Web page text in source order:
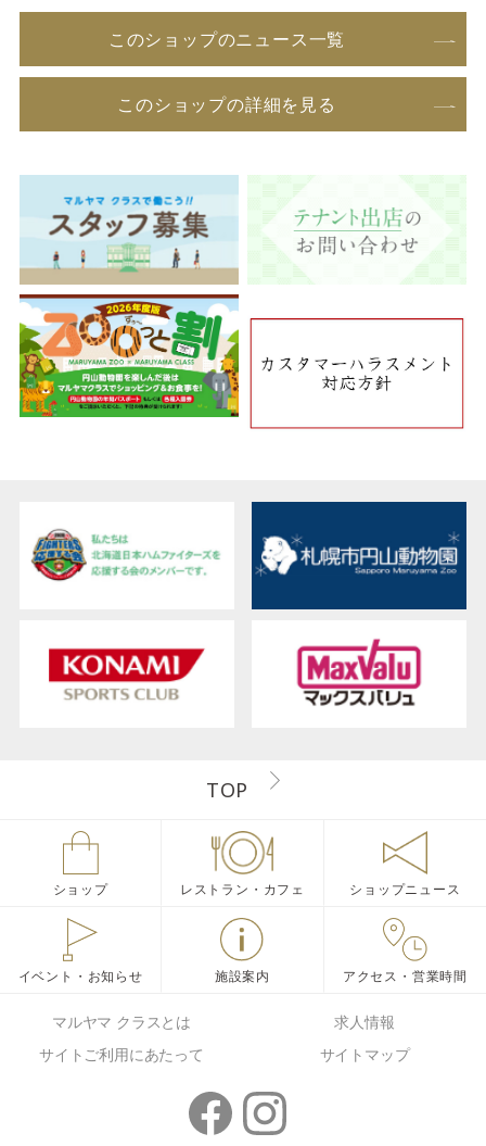
このショップのニュース一覧
このショップの詳細を見る
TOP
ショップ レストラン・カフェ ショップニュース
イベント・お知らせ 施設案内 アクセス・営業時間
マルヤマ クラスとは
求人情報
サイトご利用にあたって
サイトマップ